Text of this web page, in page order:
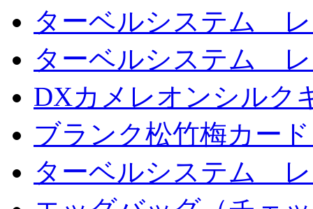
ターベルシステム
ターベルシステム
DXカメレオンシル
ブランク松竹梅カー
ターベルシステム